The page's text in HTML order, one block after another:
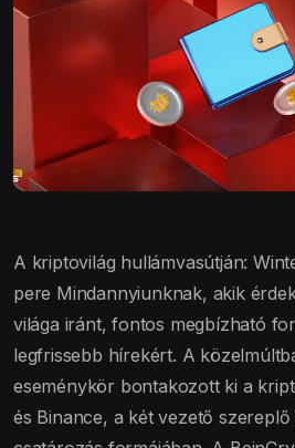
A kriptovilág hullámvasútján:
pere Mindannyiunknak, akik
világa iránt, fontos megbízható
legfrissebb hírekért. A
eseménykör bontakozott ki a
és Binance, a két vezető